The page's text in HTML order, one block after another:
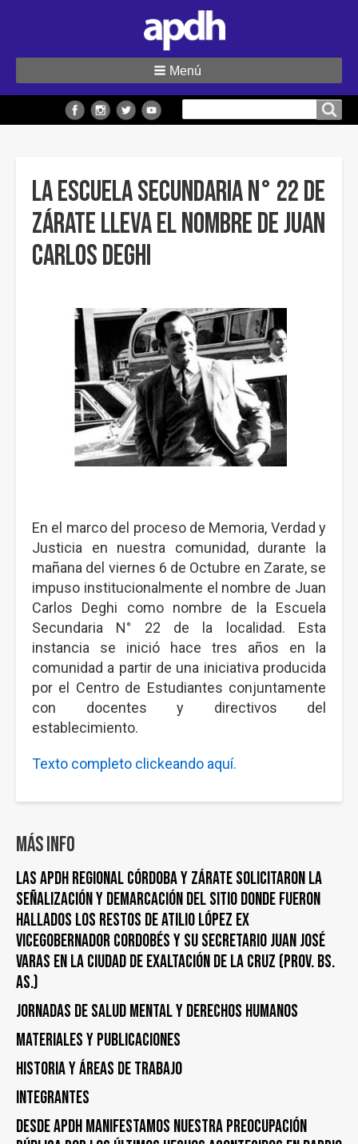
sitio
Menú
La Escuela Secundaria N° 22 de
Zárate lleva el nombre de Juan
Carlos Deghi
En el marco del proceso de Memoria, Verdad y
Justicia en nuestra comunidad, durante la
mañana del viernes 6 de Octubre en Zarate, se
impuso institucionalmente el nombre de Juan
Carlos Deghi como nombre de la Escuela
Secundaria N° 22 de la localidad. Esta
instancia se inició hace tres años en la
comunidad a partir de una iniciativa producida
por el Centro de Estudiantes conjuntamente
con docentes y directivos del
establecimiento.
Texto completo clickeando aquí.
Más info
LAS APDH REGIONAL CÓRDOBA Y ZÁRATE SOLICITARON LA
SEÑALIZACIÓN Y DEMARCACIÓN DEL SITIO DONDE FUERON
HALLADOS LOS RESTOS DE ATILIO LÓPEZ EX
VICEGOBERNADOR CORDOBÉS Y SU SECRETARIO JUAN JOSÉ
VARAS EN LA CIUDAD DE EXALTACIÓN DE LA CRUZ (PROV. BS.
AS.)
Jornadas de Salud Mental y Derechos Humanos
Materiales y publicaciones
Historia y áreas de trabajo
Integrantes
DESDE APDH MANIFESTAMOS NUESTRA PREOCUPACIÓN